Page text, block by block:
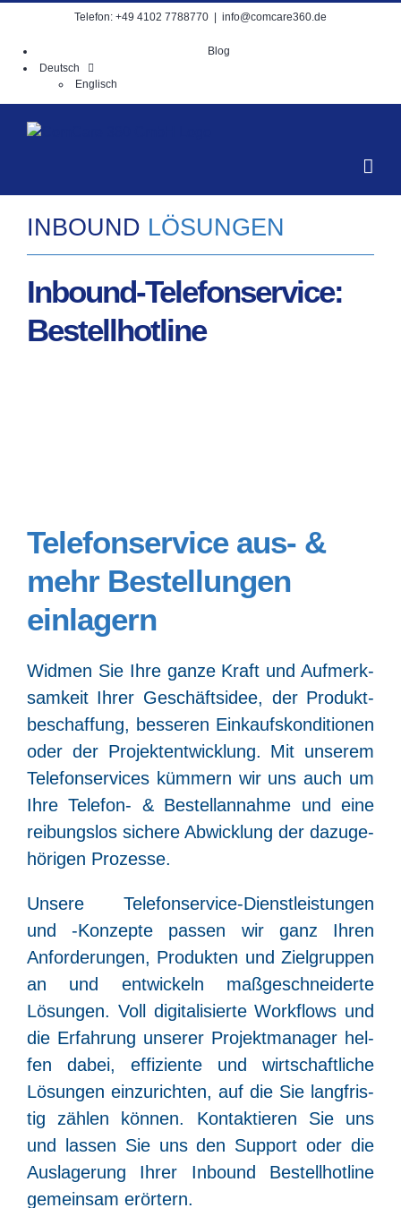
springen
Telefon: +49 4102 7788770 info@comcare360.de
Blog
Deutsch
Englisch
INBOUND LÖSUN­GEN
Inbound-Telefonservice:
Bestellhotline
Telefonservice aus- &
mehr Bestellungen
einlagern
Wid­men Sie Ihre gan­ze Kraft und Auf­merk­
sam­keit Ihrer Geschäfts­idee, der Pro­dukt­
be­schaf­fung, bes­se­ren Ein­kaufs­kon­di­tio­nen
oder der Pro­jekt­ent­wick­lung. Mit unse­rem
Tele­fon­ser­vices küm­mern wir uns auch um
Ihre Tele­fon- & Bestell­an­nah­me und eine
rei­bungs­los siche­re Abwick­lung der dazu­ge­
hö­ri­gen Prozesse.
Unse­re Tele­fon­ser­vice-Dienst­leis­tun­gen
und ‑Kon­zep­te pas­sen wir ganz Ihren
Anfor­de­run­gen, Pro­duk­ten und Ziel­grup­pen
an und ent­wi­ckeln maß­ge­schnei­der­te
Lösun­gen. Voll digi­ta­li­sier­te Work­flows und
die Erfah­rung unse­rer Pro­jekt­ma­na­ger hel­
fen dabei, effi­zi­en­te und wirt­schaft­li­che
Lösun­gen ein­zu­rich­ten, auf die Sie lang­fris­
tig zäh­len kön­nen. Kon­tak­tie­ren Sie uns
und las­sen Sie uns den Sup­port oder die
Aus­la­ge­rung Ihrer Inbound Bestell­hot­line
gemein­sam erörtern.